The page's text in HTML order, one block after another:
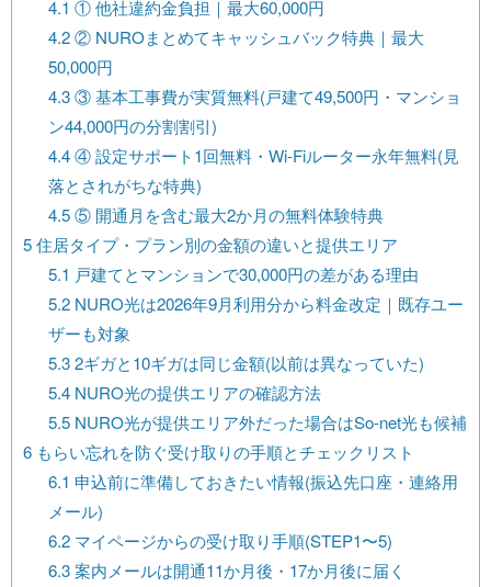
4.1 ① 他社違約金負担｜最大60,000円
4.2② NUROまとめてキャッシュバック特典｜最大
50,000円
4.3③ 基本工事費が実質無料(戸建て49,500円・マンショ
ン44,000円の分割割引)
4.4④ 設定サポート1回無料・Wi-Fiルーター永年無料(見
落とされがちな特典)
4.5⑤ 開通月を含む最大2か月の無料体験特典
5住居タイプ・プラン別の金額の違いと提供エリア
5.1 戸建てとマンションで30,000円の差がある理由
5.2NURO光は2026年9月利用分から料金改定｜既存ユー
ザーも対象
5.32ギガと10ギガは同じ金額(以前は異なっていた)
5.4NURO光の提供エリアの確認方法
5.5NURO光が提供エリア外だった場合はSo-net光も候補
6 もらい忘れを防ぐ受け取りの手順とチェックリスト
6.1 申込前に準備しておきたい情報(振込先口座・連絡用
メール)
6.2マイページからの受け取り手順(STEP1〜5)
6.3案内メールは開通11か月後・17か月後に届く